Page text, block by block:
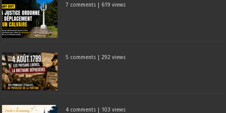
7 comments | 619 views
5 comments | 292 views
4 comments | 103 views